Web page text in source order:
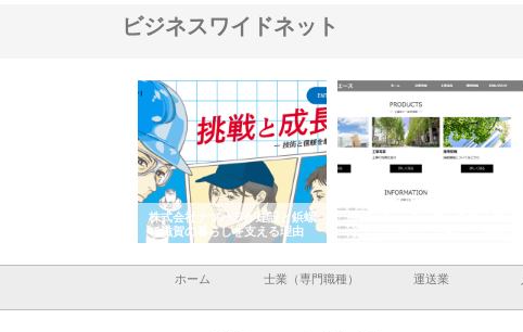
ビジネスワイドネット
株式会社ナツハラが建設と鋲螺
で滋賀の暮らしを支える理由
イトが提供する充実した情報内
ホーム 士業（専門職種） 運送業